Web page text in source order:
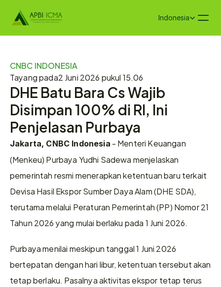
Select Language
Indonesia
CNBC INDONESIA
Tayang pada2 Juni 2026 pukul 15.06
DHE Batu Bara Cs Wajib
Disimpan 100% di RI, Ini
Penjelasan Purbaya
Jakarta, CNBC Indonesia - Menteri Keuangan
(Menkeu) Purbaya Yudhi Sadewa menjelaskan
pemerintah resmi menerapkan ketentuan baru terkait
Devisa Hasil Ekspor Sumber Daya Alam (DHE SDA),
terutama melalui Peraturan Pemerintah (PP) Nomor 21
Tahun 2026 yang mulai berlaku pada 1 Juni 2026.
Purbaya menilai meskipun tanggal 1 Juni 2026
bertepatan dengan hari libur, ketentuan tersebut akan
tetap berlaku. Pasalnya aktivitas ekspor tetap terus